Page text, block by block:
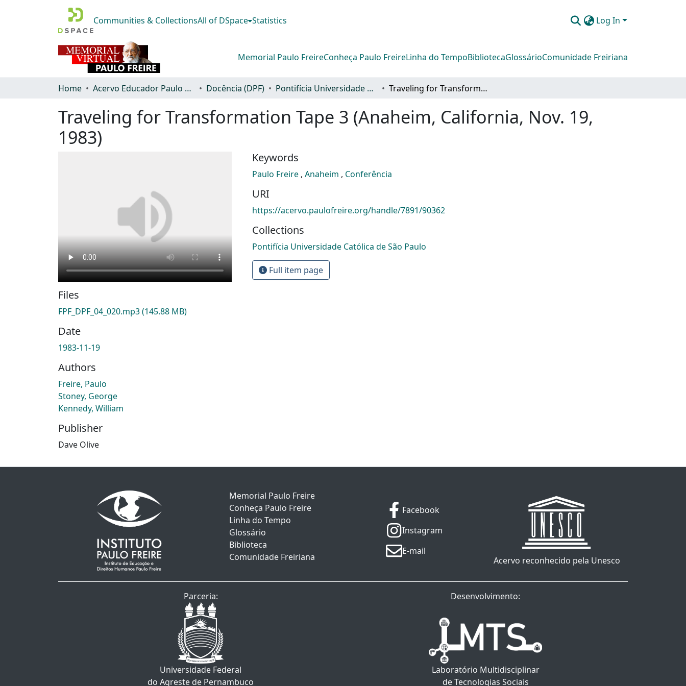
Communities & CollectionsAll of DSpace Statistics Log In
Memorial Paulo FreireConheça Paulo FreireLinha do TempoBibliotecaGlossárioComunidade Freiriana
Home Acervo Educador Paulo Freire Docência (DPF) Pontifícia Universidade Católica de São Paulo Traveling for Transformation Tape 3 (Anaheim, California, Nov. 19, 1983)
Traveling for Transformation Tape 3 (Anaheim, California, Nov. 19,
1983)
Files
FPF_DPF_04_020.mp3(145.88 MB)
Date
1983-11-19
Authors
Freire, Paulo
Stoney, George
Kennedy, William
Publisher
Dave Olive
Keywords
Paulo Freire , Anaheim , Conferência
URI
https://acervo.paulofreire.org/handle/7891/90362
Collections
Pontifícia Universidade Católica de São Paulo
Full item page
Memorial Paulo Freire
Conheça Paulo Freire
Linha do Tempo
Glossário
Biblioteca
Comunidade Freiriana
Facebook
Instagram
E-mail
Acervo reconhecido pela Unesco
Parceria:
Universidade Federal
do Agreste de Pernambuco
Desenvolvimento:
Laboratório Multidisciplinar
de Tecnologias Sociais